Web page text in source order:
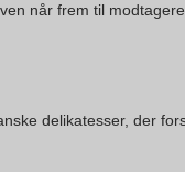
når frem til
delikatesser, der